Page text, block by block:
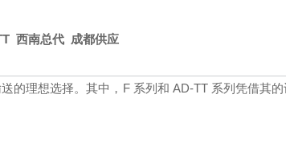
西南总代 成都供应
的理想选择。其中，F 系列和 AD-TT 系列凭借其